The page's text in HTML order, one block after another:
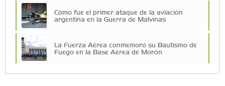
Cómo fue el primer ataque de la aviación
argentina en la Guerra de Malvinas
La Fuerza Aérea conmemoró su Bautismo de
Fuego en la Base Aérea de Morón